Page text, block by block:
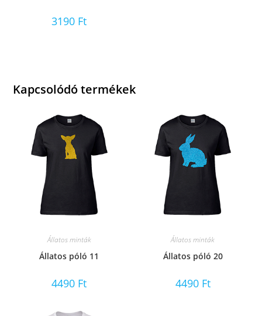
3190 Ft
Kapcsolódó termékek
Állatos minták
Állatos póló 11
4490 Ft
Állatos minták
Állatos póló 20
4490 Ft